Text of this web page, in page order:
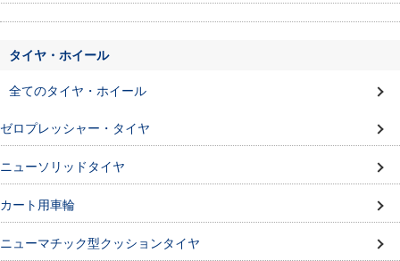
タイヤ・ホイール
全てのタイヤ・ホイール
ゼロプレッシャー・タイヤ
ニューソリッドタイヤ
カート用車輪
ニューマチック型クッションタイヤ